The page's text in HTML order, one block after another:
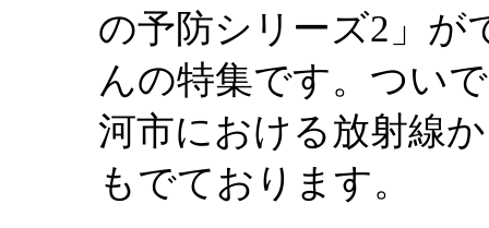
の予防シリーズ2」が
んの特集です。つい
河市における放射線
もでております。